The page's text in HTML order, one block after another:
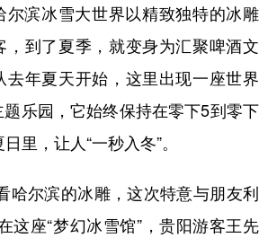
滨冰雪大世界以精致独特的冰雕
，到了夏季，就变身为汇聚啤酒文
去年夏天开始，这里出现一座世界
乐园，它始终保持在零下5到零下
里，让人“一秒入冬”。
尔滨的冰雕，这次特意与朋友利
这座“梦幻冰雪馆”，贵阳游客王先